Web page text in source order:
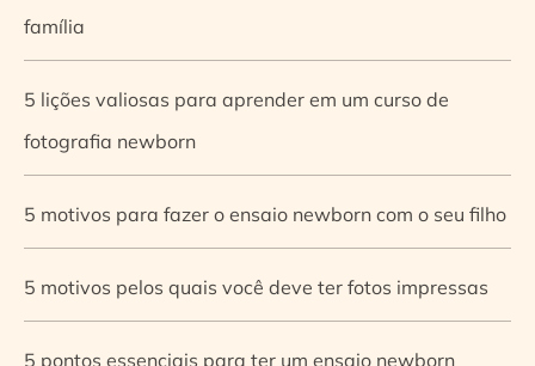
família
5 lições valiosas para aprender em um curso de
fotografia newborn
5 motivos para fazer o ensaio newborn com o seu filho
5 motivos pelos quais você deve ter fotos impressas
5 pontos essenciais para ter um ensaio newborn